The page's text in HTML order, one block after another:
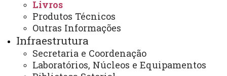
Livros
Produtos Técnicos
Outras Informações
Infraestrutura
Secretaria e Coordenação
Laboratórios, Núcleos e Equipamentos
Titulo: Fu